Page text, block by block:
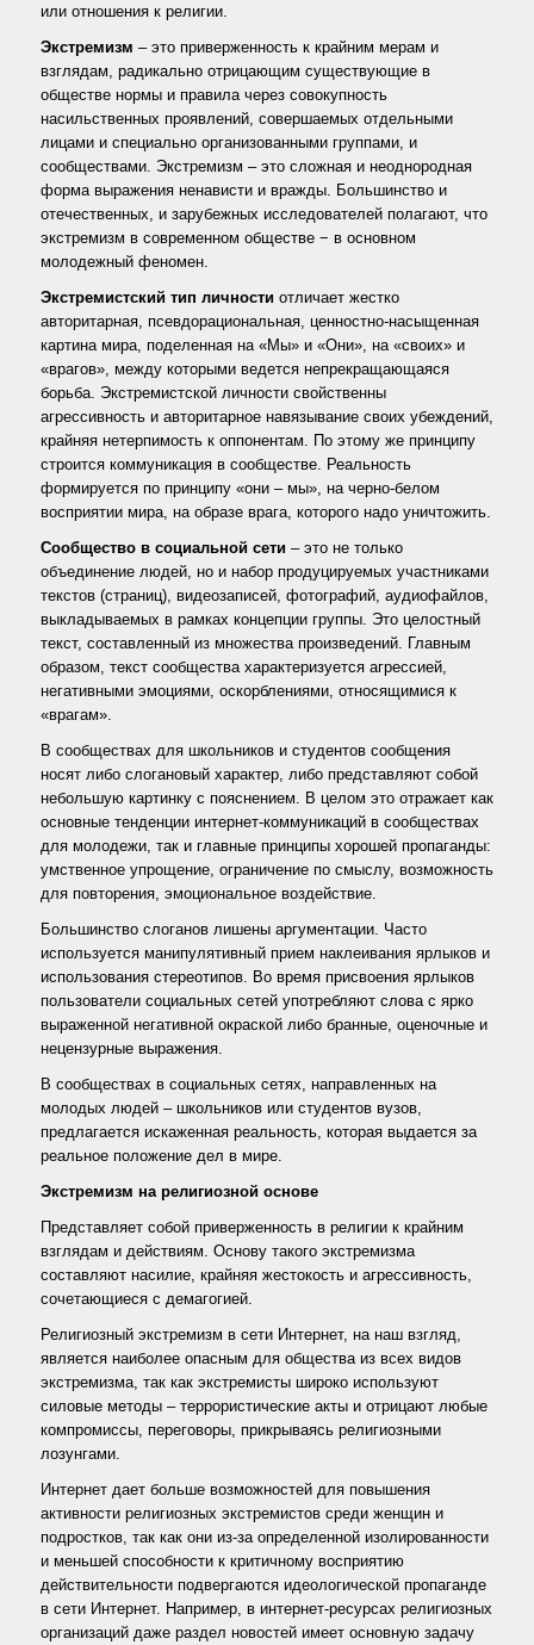
или отношения к религии.
Экстремизм – это приверженность к крайним мерам и
взглядам, радикально отрицающим существующие в
обществе нормы и правила через совокупность
насильственных проявлений, совершаемых отдельными
лицами и специально организованными группами, и
сообществами. Экстремизм – это сложная и неоднородная
форма выражения ненависти и вражды. Большинство и
отечественных, и зарубежных исследователей полагают, что
экстремизм в современном обществе − в основном
молодежный феномен.
Экстремистский тип личности отличает жестко
авторитарная, псевдорациональная, ценностно-насыщенная
картина мира, поделенная на «Мы» и «Они», на «своих» и
«врагов», между которыми ведется непрекращающаяся
борьба. Экстремистской личности свойственны
агрессивность и авторитарное навязывание своих убеждений,
крайняя нетерпимость к оппонентам. По этому же принципу
строится коммуникация в сообществе. Реальность
формируется по принципу «они – мы», на черно-белом
восприятии мира, на образе врага, которого надо уничтожить.
Сообщество в социальной сети – это не только
объединение людей, но и набор продуцируемых участниками
текстов (страниц), видеозаписей, фотографий, аудиофайлов,
выкладываемых в рамках концепции группы. Это целостный
текст, составленный из множества произведений. Главным
образом, текст сообщества характеризуется агрессией,
негативными эмоциями, оскорблениями, относящимися к
«врагам».
В сообществах для школьников и студентов сообщения
носят либо слогановый характер, либо представляют собой
небольшую картинку с пояснением. В целом это отражает как
основные тенденции интернет-коммуникаций в сообществах
для молодежи, так и главные принципы хорошей пропаганды:
умственное упрощение, ограничение по смыслу, возможность
для повторения, эмоциональное воздействие.
Большинство слоганов лишены аргументации. Часто
используется манипулятивный прием наклеивания ярлыков и
использования стереотипов. Во время присвоения ярлыков
пользователи социальных сетей употребляют слова с ярко
выраженной негативной окраской либо бранные, оценочные и
нецензурные выражения.
В сообществах в социальных сетях, направленных на
молодых людей – школьников или студентов вузов,
предлагается искаженная реальность, которая выдается за
реальное положение дел в мире.
Экстремизм на религиозной основе
Представляет собой приверженность в религии к крайним
взглядам и действиям. Основу такого экстремизма
составляют насилие, крайняя жестокость и агрессивность,
сочетающиеся с демагогией.
Религиозный экстремизм в сети Интернет, на наш взгляд,
является наиболее опасным для общества из всех видов
экстремизма, так как экстремисты широко используют
силовые методы – террористические акты и отрицают любые
компромиссы, переговоры, прикрываясь религиозными
лозунгами.
Интернет дает больше возможностей для повышения
активности религиозных экстремистов среди женщин и
подростков, так как они из-за определенной изолированности
и меньшей способности к критичному восприятию
действительности подвергаются идеологической пропаганде
в сети Интернет. Например, в интернет-ресурсах религиозных
организаций даже раздел новостей имеет основную задачу